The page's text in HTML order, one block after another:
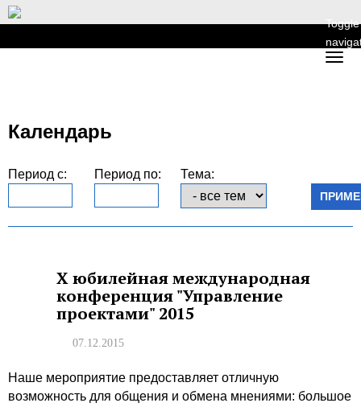
Toggle
Календарь
Период с: Период по: Тема:
X юбилейная международная
конференция "Управление
проектами" 2015
07.12.2015
Наше мероприятие предоставляет отличную
возможность для общения и обмена мнениями: большое